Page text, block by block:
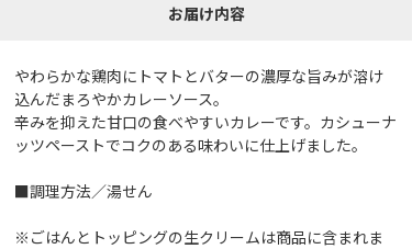
お届け内容
やわらかな鶏肉にトマトとバターの濃厚な旨みが溶け
込んだまろやかカレーソース。
辛みを抑えた甘口の食べやすいカレーです。カシューナ
ッツペーストでコクのある味わいに仕上げました。
■調理方法／湯せん
※ごはんとトッピングの生クリームは商品に含まれま